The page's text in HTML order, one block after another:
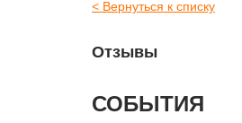
< Вернуться к списку
Отзывы
СОБЫТИЯ